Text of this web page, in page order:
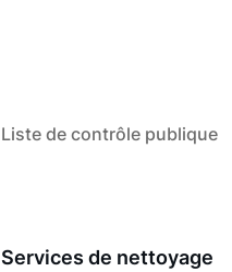
Liste de contrôle publique
Services de nettoyage